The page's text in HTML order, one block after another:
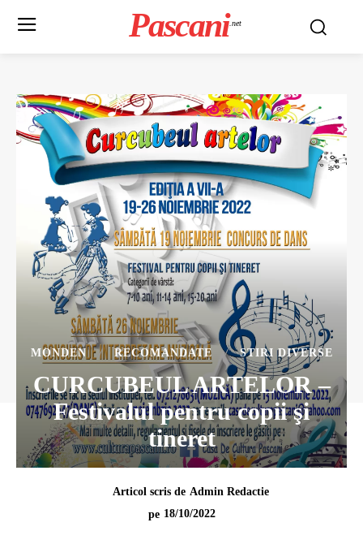
Pascani .net
MONDEN RECOMANDATE STIRI DIVERSE
CURCUBEUL ARTELOR –
Festivalul pentru copii şi
tineret
Articol scris de Admin Redactie
pe 18/10/2022